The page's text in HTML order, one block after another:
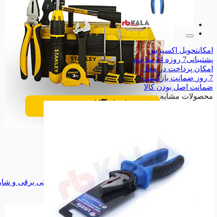
سنگ فرز
سنگ فرز
دریل برقی
دریل شارژری دریل شارژری
پیچ گوشتی برقی و شارژی
پیچ گوشتی برقی و
اره گردبر
اره گردبر
همه دسته بندی های ابزار برقی
امکانتحویل اکسپرس
پشتیبانی7 روزه 24 ساعته
امکان پرداخت در محل
7 روز
ضمانت بازگشت
ضمانت اصل بودن کالا
محصولات مشابه